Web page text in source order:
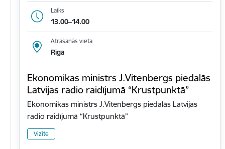
Laiks
13.00–14.00
Atrašanās vieta
Rīga
Ekonomikas ministrs J.Vitenbergs piedalās
Latvijas radio raidījumā “Krustpunktā”
Ekonomikas ministrs J.Vitenbergs piedalās Latvijas
radio raidījumā “Krustpunktā”
Vizīte